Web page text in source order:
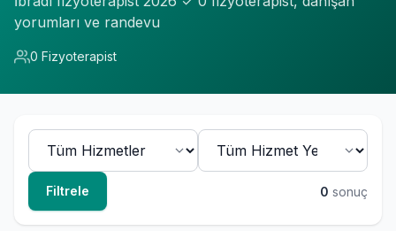
yorumları ve randevu
0 Fizyoterapist
Filtrele 0 sonuç